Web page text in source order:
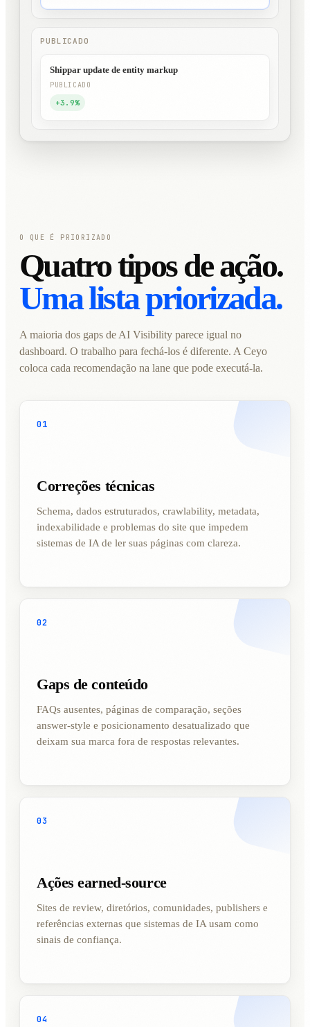
PUBLICADO
Shippar update de entity markup
PUBLICADO
+3.9%
O QUE É PRIORIZADO
Quatro tipos de ação.
Uma lista priorizada.
A maioria dos gaps de AI Visibility parece igual no
dashboard. O trabalho para fechá-los é diferente. A Ceyo
coloca cada recomendação na lane que pode executá-la.
01
Correções técnicas
Schema, dados estruturados, crawlability, metadata,
indexabilidade e problemas do site que impedem
sistemas de IA de ler suas páginas com clareza.
02
Gaps de conteúdo
FAQs ausentes, páginas de comparação, seções
answer-style e posicionamento desatualizado que
deixam sua marca fora de respostas relevantes.
03
Ações earned-source
Sites de review, diretórios, comunidades, publishers e
referências externas que sistemas de IA usam como
sinais de confiança.
04